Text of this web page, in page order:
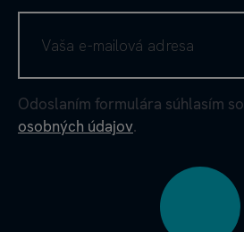
Odoslaním formulára súhlasím so
osobných údajov.